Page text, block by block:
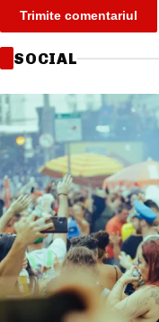
SOCIAL